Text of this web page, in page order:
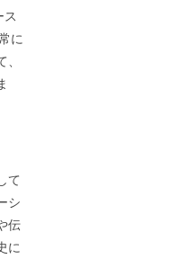
ス
に
て
シ
伝
に